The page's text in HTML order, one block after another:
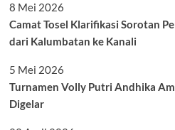
8 Mei 2026
Camat Tosel Klarifikasi Sorotan
dari Kalumbatan ke Kanali
5 Mei 2026
Turnamen Volly Putri Andhika
Digelar